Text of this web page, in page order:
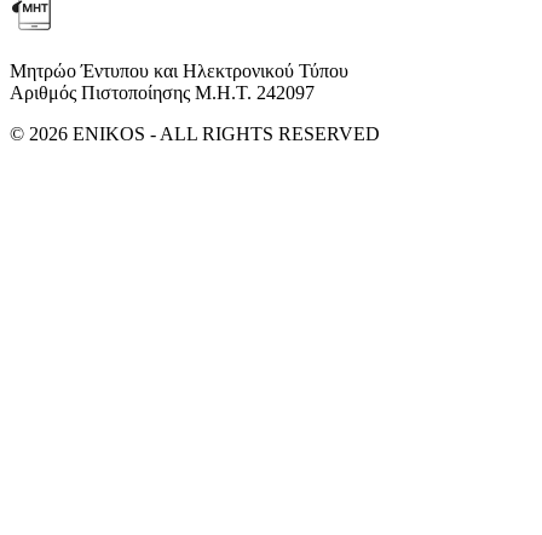
Μητρώο Έντυπου και Ηλεκτρονικού Τύπου
Αριθμός Πιστοποίησης Μ.Η.Τ. 242097
© 2026 ENIKOS - ALL RIGHTS RESERVED